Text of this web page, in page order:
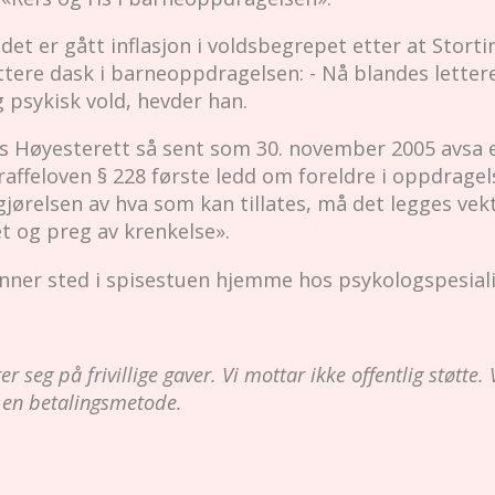
er gått inflasjon i voldsbegrepet etter at
dask i barneoppdragelsen: - Nå blandes
vold, hevder han.
Høyesterett så sent som 30. november 2005 avsa
§ 228 første ledd om foreldre i
av hva som kan tillates, må det legges
og preg av krenkelse».
sted i spisestuen hjemme hos
seg på frivillige gaver. Vi mottar ikke offentlig støtte.
betalingsmetode.